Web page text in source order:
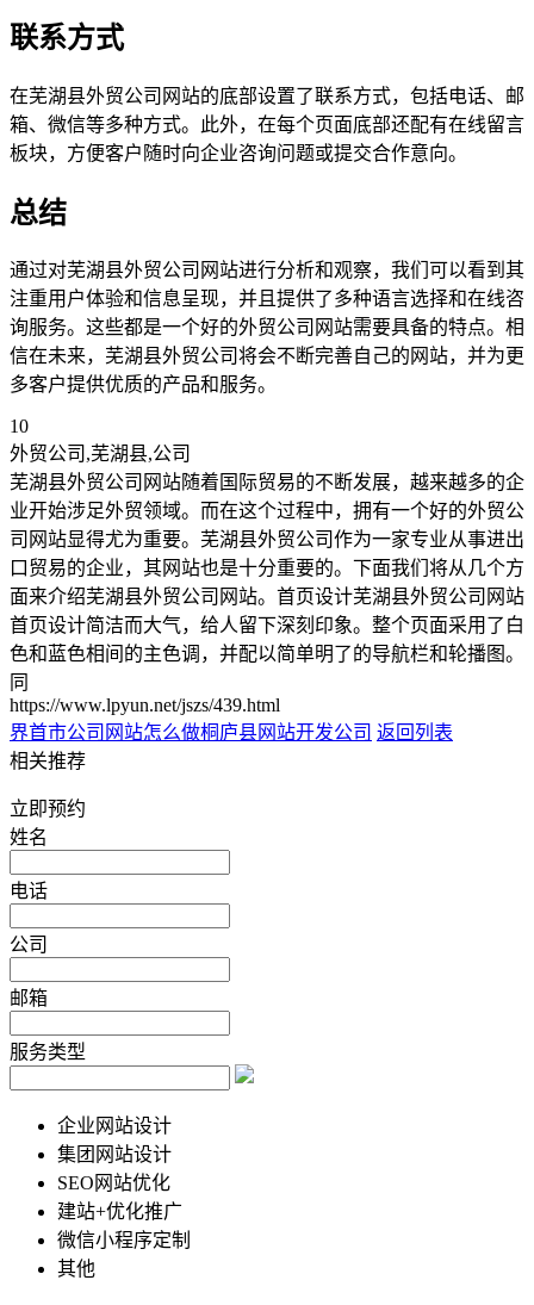
联系方式
在芜湖县外贸公司网站的底部设置了联系方式，包括电话、邮
箱、微信等多种方式。此外，在每个页面底部还配有在线留言
板块，方便客户随时向企业咨询问题或提交合作意向。
总结
通过对芜湖县外贸公司网站进行分析和观察，我们可以看到其
注重用户体验和信息呈现，并且提供了多种语言选择和在线咨
询服务。这些都是一个好的外贸公司网站需要具备的特点。相
信在未来，芜湖县外贸公司将会不断完善自己的网站，并为更
多客户提供优质的产品和服务。
10
外贸公司,芜湖县,公司
芜湖县外贸公司网站随着国际贸易的不断发展，越来越多的企
业开始涉足外贸领域。而在这个过程中，拥有一个好的外贸公
司网站显得尤为重要。芜湖县外贸公司作为一家专业从事进出
口贸易的企业，其网站也是十分重要的。下面我们将从几个方
面来介绍芜湖县外贸公司网站。首页设计芜湖县外贸公司网站
首页设计简洁而大气，给人留下深刻印象。整个页面采用了白
色和蓝色相间的主色调，并配以简单明了的导航栏和轮播图。
同
https://www.lpyun.net/jszs/439.html
界首市公司网站怎么做桐庐县网站开发公司 返回列表
相关推荐
立即预约
姓名
电话
公司
邮箱
服务类型
企业网站设计
集团网站设计
SEO网站优化
建站+优化推广
微信小程序定制
其他